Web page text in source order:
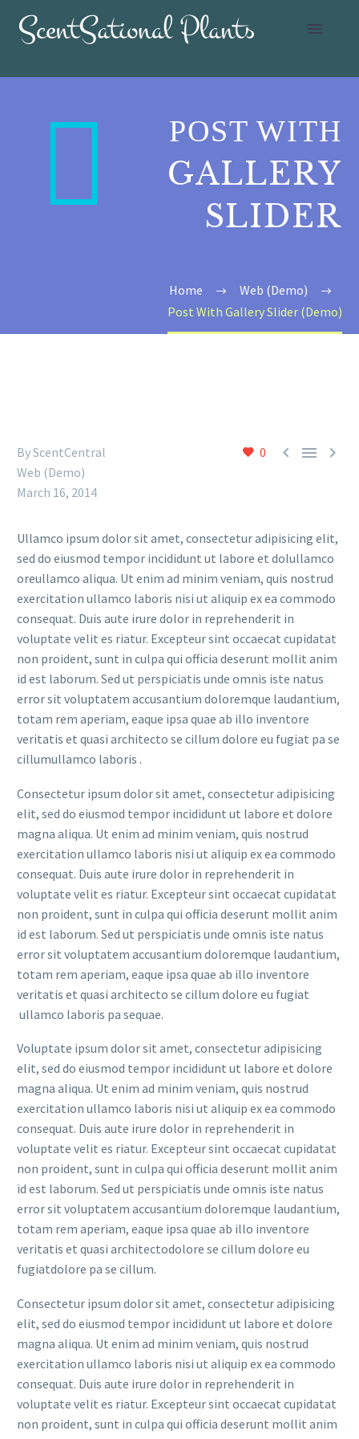

 POST WITH
GALLERY
SLIDER
Home
Web (Demo)
Post With Gallery Slider (Demo)
0   
ByScentCentral
Web (Demo)
March 16, 2014
Ullamco ipsum dolor sit amet, consectetur adipisicing elit,
sed do eiusmod tempor incididunt ut labore et dolullamco
oreullamco aliqua. Ut enim ad minim veniam, quis nostrud
exercitation ullamco laboris nisi ut aliquip ex ea commodo
consequat. Duis aute irure dolor in reprehenderit in
voluptate velit es riatur. Excepteur sint occaecat cupidatat
non proident, sunt in culpa qui officia deserunt mollit anim
id est laborum. Sed ut perspiciatis unde omnis iste natus
error sit voluptatem accusantium doloremque laudantium,
totam rem aperiam, eaque ipsa quae ab illo inventore
veritatis et quasi architecto se cillum dolore eu fugiat pa se
cillumullamco laboris .
Consectetur ipsum dolor sit amet, consectetur adipisicing
elit, sed do eiusmod tempor incididunt ut labore et dolore
magna aliqua. Ut enim ad minim veniam, quis nostrud
exercitation ullamco laboris nisi ut aliquip ex ea commodo
consequat. Duis aute irure dolor in reprehenderit in
voluptate velit es riatur. Excepteur sint occaecat cupidatat
non proident, sunt in culpa qui officia deserunt mollit anim
id est laborum. Sed ut perspiciatis unde omnis iste natus
error sit voluptatem accusantium doloremque laudantium,
totam rem aperiam, eaque ipsa quae ab illo inventore
veritatis et quasi architecto se cillum dolore eu fugiat
ullamco laboris pa sequae.
Voluptate ipsum dolor sit amet, consectetur adipisicing
elit, sed do eiusmod tempor incididunt ut labore et dolore
magna aliqua. Ut enim ad minim veniam, quis nostrud
exercitation ullamco laboris nisi ut aliquip ex ea commodo
consequat. Duis aute irure dolor in reprehenderit in
voluptate velit es riatur. Excepteur sint occaecat cupidatat
non proident, sunt in culpa qui officia deserunt mollit anim
id est laborum. Sed ut perspiciatis unde omnis iste natus
error sit voluptatem accusantium doloremque laudantium,
totam rem aperiam, eaque ipsa quae ab illo inventore
veritatis et quasi architectodolore se cillum dolore eu
fugiatdolore pa se cillum.
Consectetur ipsum dolor sit amet, consectetur adipisicing
elit, sed do eiusmod tempor incididunt ut labore et dolore
magna aliqua. Ut enim ad minim veniam, quis nostrud
exercitation ullamco laboris nisi ut aliquip ex ea commodo
consequat. Duis aute irure dolor in reprehenderit in
voluptate velit es riatur. Excepteur sint occaecat cupidatat
non proident, sunt in culpa qui officia deserunt mollit anim